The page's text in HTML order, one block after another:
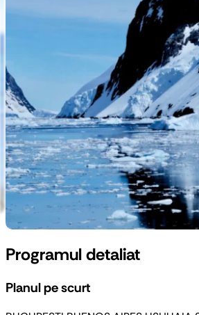
Programul detaliat
Planul pe scurt